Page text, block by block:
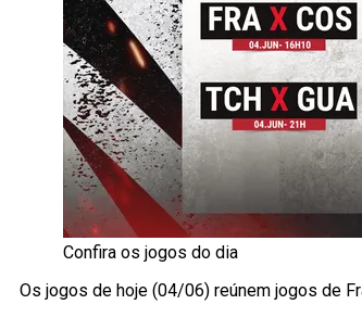
Confira os jogos do dia
Os jogos de hoje (04/06) reúnem jogos de